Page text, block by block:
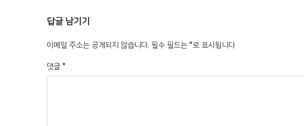
답글 남기기
이메일 주소는 공개되지 않습니다. 필수 필드는*로 표시됩니다
댓글*